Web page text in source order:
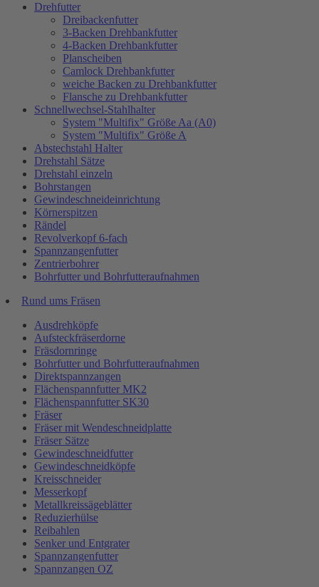
Drehfutter
Dreibackenfutter
3-Backen Drehbankfutter
4-Backen Drehbankfutter
Planscheiben
Camlock Drehbankfutter
weiche Backen zu Drehbankfutter
Flansche zu Drehbankfutter
Schnellwechsel-Stahlhalter
System "Multifix" Größe Aa (A0)
System "Multifix" Größe A
Abstechstahl Halter
Drehstahl Sätze
Drehstahl einzeln
Bohrstangen
Gewindeschneideinrichtung
Körnerspitzen
Rändel
Revolverkopf 6-fach
Spannzangenfutter
Zentrierbohrer
Bohrfutter und Bohrfutteraufnahmen
Rund ums Fräsen
Ausdrehköpfe
Aufsteckfräserdorne
Fräsdornringe
Bohrfutter und Bohrfutteraufnahmen
Direktspannzangen
Flächenspannfutter MK2
Flächenspannfutter SK30
Fräser
Fräser mit Wendeschneidplatte
Fräser Sätze
Gewindeschneidfutter
Gewindeschneidköpfe
Kreisschneider
Messerkopf
Metallkreissägeblätter
Reduzierhülse
Reibahlen
Senker und Entgrater
Spannzangenfutter
Spannzangen OZ